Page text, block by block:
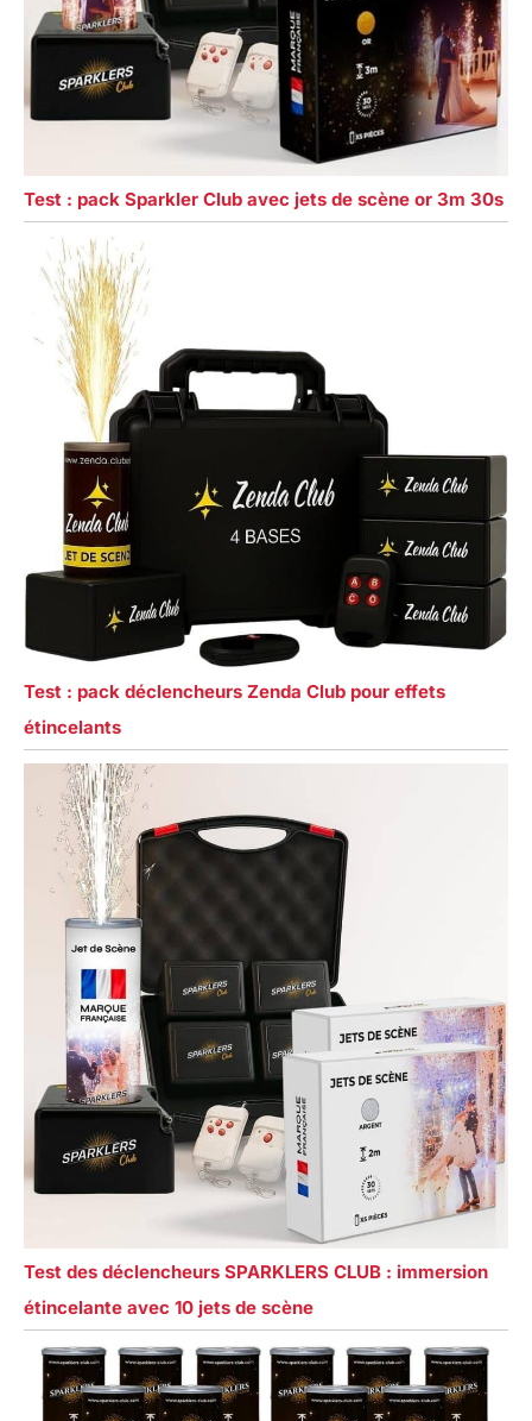
Test : pack Sparkler Club avec jets de scène or 3m 30s
Test : pack déclencheurs Zenda Club pour effets
étincelants
Test des déclencheurs SPARKLERS CLUB : immersion
étincelante avec 10 jets de scène